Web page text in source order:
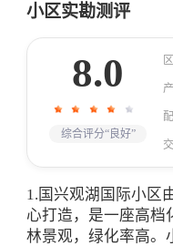
小区实勘测评
8.0
综合评分“良好”
1.国兴观湖国际小区
心打造，是一座高档
林景观，绿化率高。